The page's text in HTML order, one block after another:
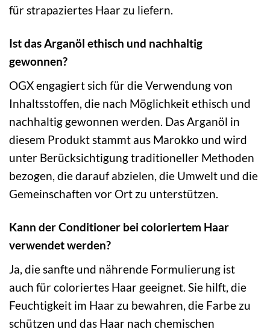
für strapaziertes Haar zu liefern.
Ist das Arganöl ethisch und nachhaltig
gewonnen?
OGX engagiert sich für die Verwendung von
Inhaltsstoffen, die nach Möglichkeit ethisch und
nachhaltig gewonnen werden. Das Arganöl in
diesem Produkt stammt aus Marokko und wird
unter Berücksichtigung traditioneller Methoden
bezogen, die darauf abzielen, die Umwelt und die
Gemeinschaften vor Ort zu unterstützen.
Kann der Conditioner bei coloriertem Haar
verwendet werden?
Ja, die sanfte und nährende Formulierung ist
auch für coloriertes Haar geeignet. Sie hilft, die
Feuchtigkeit im Haar zu bewahren, die Farbe zu
schützen und das Haar nach chemischen